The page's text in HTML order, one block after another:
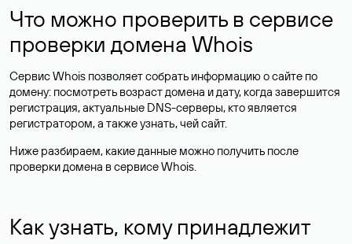
Что можно проверить в сервисе
проверки домена Whois
Сервис Whois позволяет собрать информацию о сайте по
домену: посмотреть возраст домена и дату, когда завершится
регистрация, актуальные DNS-серверы, кто является
регистратором, а также узнать, чей сайт.
Ниже разбираем, какие данные можно получить после
проверки домена в сервисе Whois.
Как узнать, кому принадлежит